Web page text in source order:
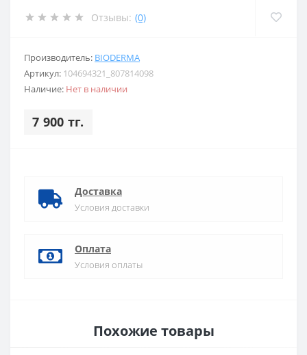
Отзывы: (0)
Производитель: BIODERMA
Артикул: 104694321_807814098
Наличие: Нет в наличии
7 900 тг.
Доставка
Условия доставки
Оплата
Условия оплаты
Похожие товары